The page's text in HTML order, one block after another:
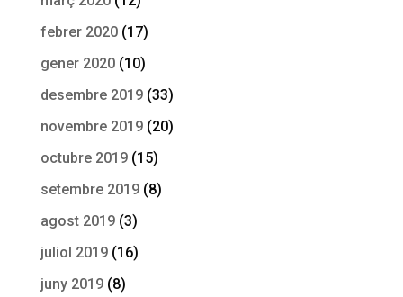
febrer 2020(17)
gener 2020(10)
desembre 2019(33)
novembre 2019(20)
octubre 2019(15)
setembre 2019(8)
agost 2019(3)
juliol 2019(16)
juny 2019(8)